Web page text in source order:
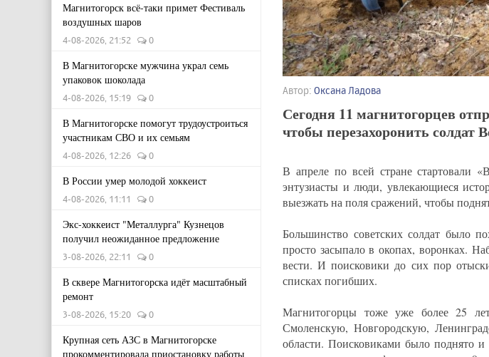
Магнитогорск всё-таки примет Фестиваль
воздушных шаров
4-08-2026, 21:52 0
В Магнитогорске мужчина украл семь
упаковок шоколада
4-08-2026, 15:19 0
В Магнитогорске помогут трудоустроиться
участникам СВО и их семьям
4-08-2026, 12:26 0
В России умер молодой хоккеист
4-08-2026, 11:11 0
Экс-хоккеист "Металлурга" Кузнецов
получил неожиданное предложение
3-08-2026, 22:11 0
В сквере Магнитогорска идёт масштабный
ремонт
3-08-2026, 15:20 0
Крупная сеть АЗС в Магнитогорске
прокомментировала приостановку работы
Автор: Оксана Ладова
Сегодня 11 магнитогорцев
чтобы перезахоронить солдат
В апреле по всей стране стартовали
энтузиасты и люди, увлекающиеся
выезжать на поля сражений, чтобы
Большинство советских солдат было
просто засыпало в окопах, воронках.
вести. И поисковики до сих пор
списках погибших.
Магнитогорцы тоже уже более 25
Смоленскую, Новгородскую,
области. Поисковиками было поднято и